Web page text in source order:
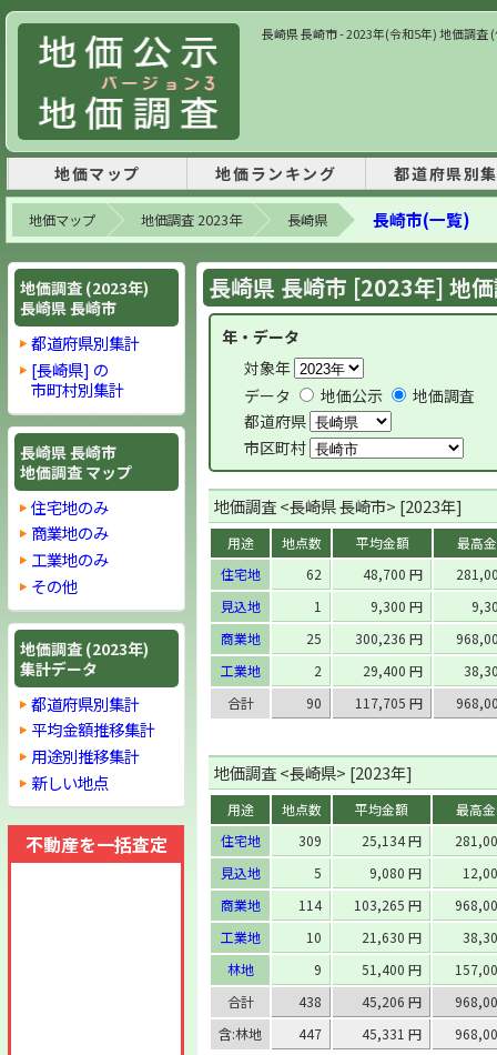
長崎県 長崎市 - 2023年(令和5年) 地価調
地価マップ 地価ランキング 都道府県別
地価マップ 地価調査 2023年 長崎県 長崎市(一覧)
地価調査 (2023年)
長崎県 長崎市
都道府県別集計
[長崎県] の
市町村別集計
長崎県 長崎市
地価調査 マップ
住宅地のみ
商業地のみ
工業地のみ
その他
地価調査 (2023年)
集計データ
都道府県別集計
平均金額推移集計
用途別推移集計
新しい地点
不動産を一括査定
長崎県 長崎市 [2023年] 地
年・データ
対象年
データ
地価公示
地価調査
都道府県
市区町村
地価調査 <長崎県 長崎市> [2023年]
用途 地点数 平均金額
最高
住宅地
62 48,700 円
見込地
1 9,300 円
商業地
25 300,236 円
工業地
2 29,400 円
合計
90 117,705 円
地価調査 <長崎県> [2023年]
用途 地点数 平均金額
最高
住宅地
309 25,134 円
見込地
5 9,080 円
商業地
114 103,265 円
工業地
10 21,630 円
林地
9 51,400 円
合計
438 45,206 円
含:林地
447 45,331 円